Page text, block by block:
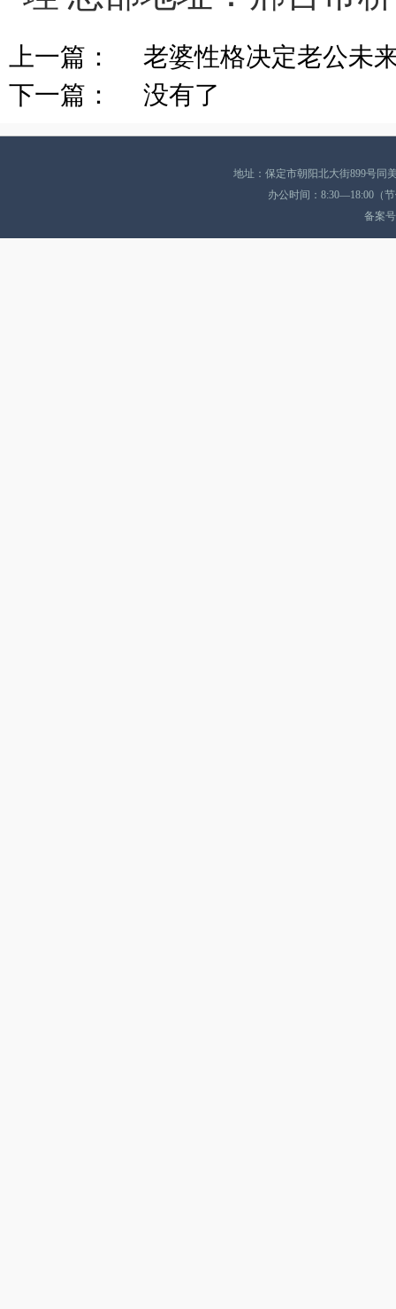
上一篇： 老婆性格决定老公未
下一篇： 没有了
地址：保定市朝阳北大街899号同
办公时间：8:30—18:00（
备案